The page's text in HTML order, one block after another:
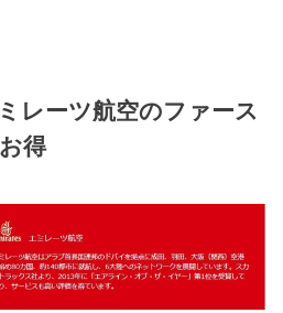
レーツ航空のファース
得